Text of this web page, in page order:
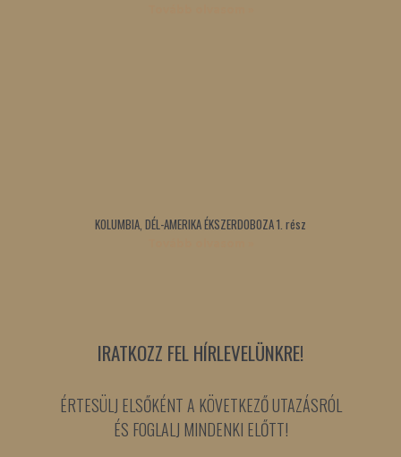
KOLUMBIA, DÉL-AMERIKA ÉKSZERDOBOZA 1. rész
IRATKOZZ FEL HÍRLEVELÜNKRE!
ÉRTESÜLJ ELSŐKÉNT A KÖVETKEZŐ UTAZÁSRÓL
ÉS FOGLALJ MINDENKI ELŐTT!